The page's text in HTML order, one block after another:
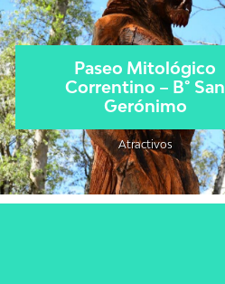
Paseo Mitológico
Correntino – B° San
Gerónimo
Atractivos